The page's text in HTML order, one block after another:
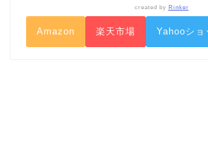
created by Rinker
Amazon 楽天市場 Yahooショ